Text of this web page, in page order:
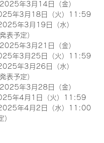
年3月14日（金）
年3月18日（火）11:59
年3月19日（水）
表予定）
年3月21日（金）
年3月25日（火）11:59
年3月26日（水）
表予定）
年3月28日（金）
年4月1日（火）11:59
2025年4月2日（水）11:00
）